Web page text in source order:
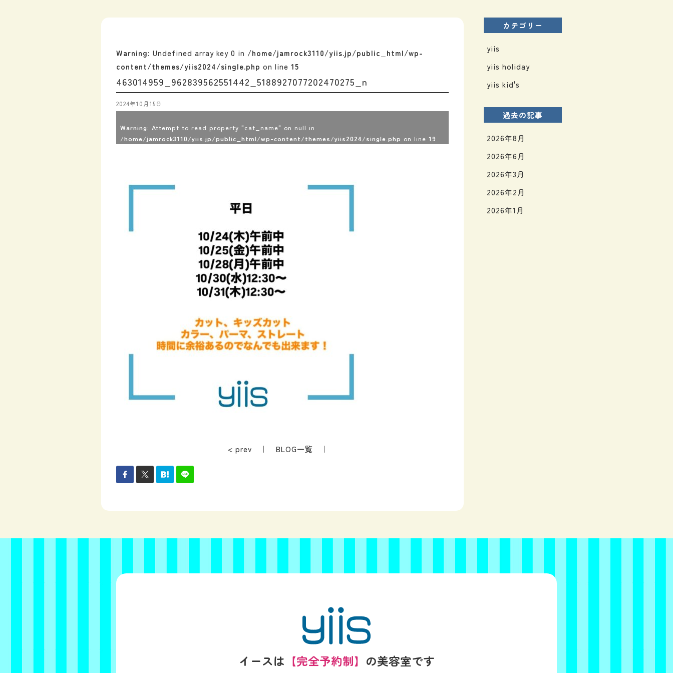
Warning: Undefined array key 0 in /home/jamrock3110/yiis.jp/public_html/wp-
content/themes/yiis2024/single.php on line 15
463014959_962839562551442_5188927077202470275_n
2024年10月15日
Warning: Attempt to read property "cat_name" on null in
/home/jamrock3110/yiis.jp/public_html/wp-content/themes/yiis2024/single.php on line 19
< prev ｜BLOG一覧 ｜
カテゴリー
yiis
yiis holiday
yiis kid's
過去の記事
2026年8月
2026年6月
2026年3月
2026年2月
2026年1月
イースは 【完全予約制】 の美容室です